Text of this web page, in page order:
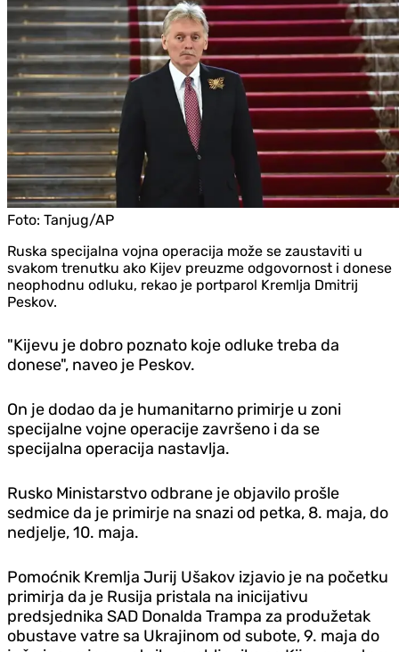
Foto: Tanjug/AP
Ruska specijalna vojna operacija može se zaustaviti u
svakom trenutku ako Kijev preuzme odgovornost i donese
neophodnu odluku, rekao je portparol Kremlja Dmitrij
Peskov.
"Kijevu je dobro poznato koje odluke treba da
donese", naveo je Peskov.
On je dodao da je humanitarno primirje u zoni
specijalne vojne operacije završeno i da se
specijalna operacija nastavlja.
Rusko Ministarstvo odbrane je objavilo prošle
sedmice da je primirje na snazi od petka, 8. maja, do
nedjelje, 10. maja.
Pomoćnik Kremlja Jurij Ušakov izjavio je na početku
primirja da je Rusija pristala na inicijativu
predsjednika SAD Donalda Trampa za produžetak
obustave vatre sa Ukrajinom od subote, 9. maja do